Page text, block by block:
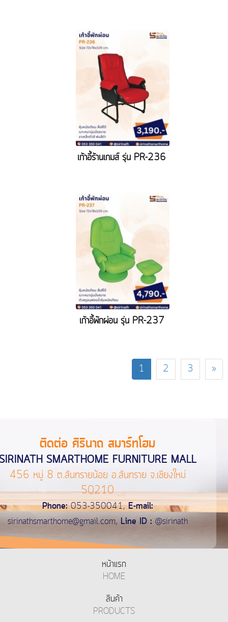
เก้าอี้ร้านเกมส์ รุ่น PR-236
เก้าอี้พักผ่อน รุ่น PR-237
1 2 3 »
ติดต่อ ศิรินาถ สมาร์ทโฮม
SMARTHOME FURNITURE MALL
456 หมู่ 8 ต.สันทรายน้อย อ.สันทราย จ.เชียงใหม่
50210
Phone:053-350041,E-mail:
sirinathsmarthome@gmail.com,Line ID :@sirinath
หน้าแรก
HOME
สินค้า
PRODUCTS